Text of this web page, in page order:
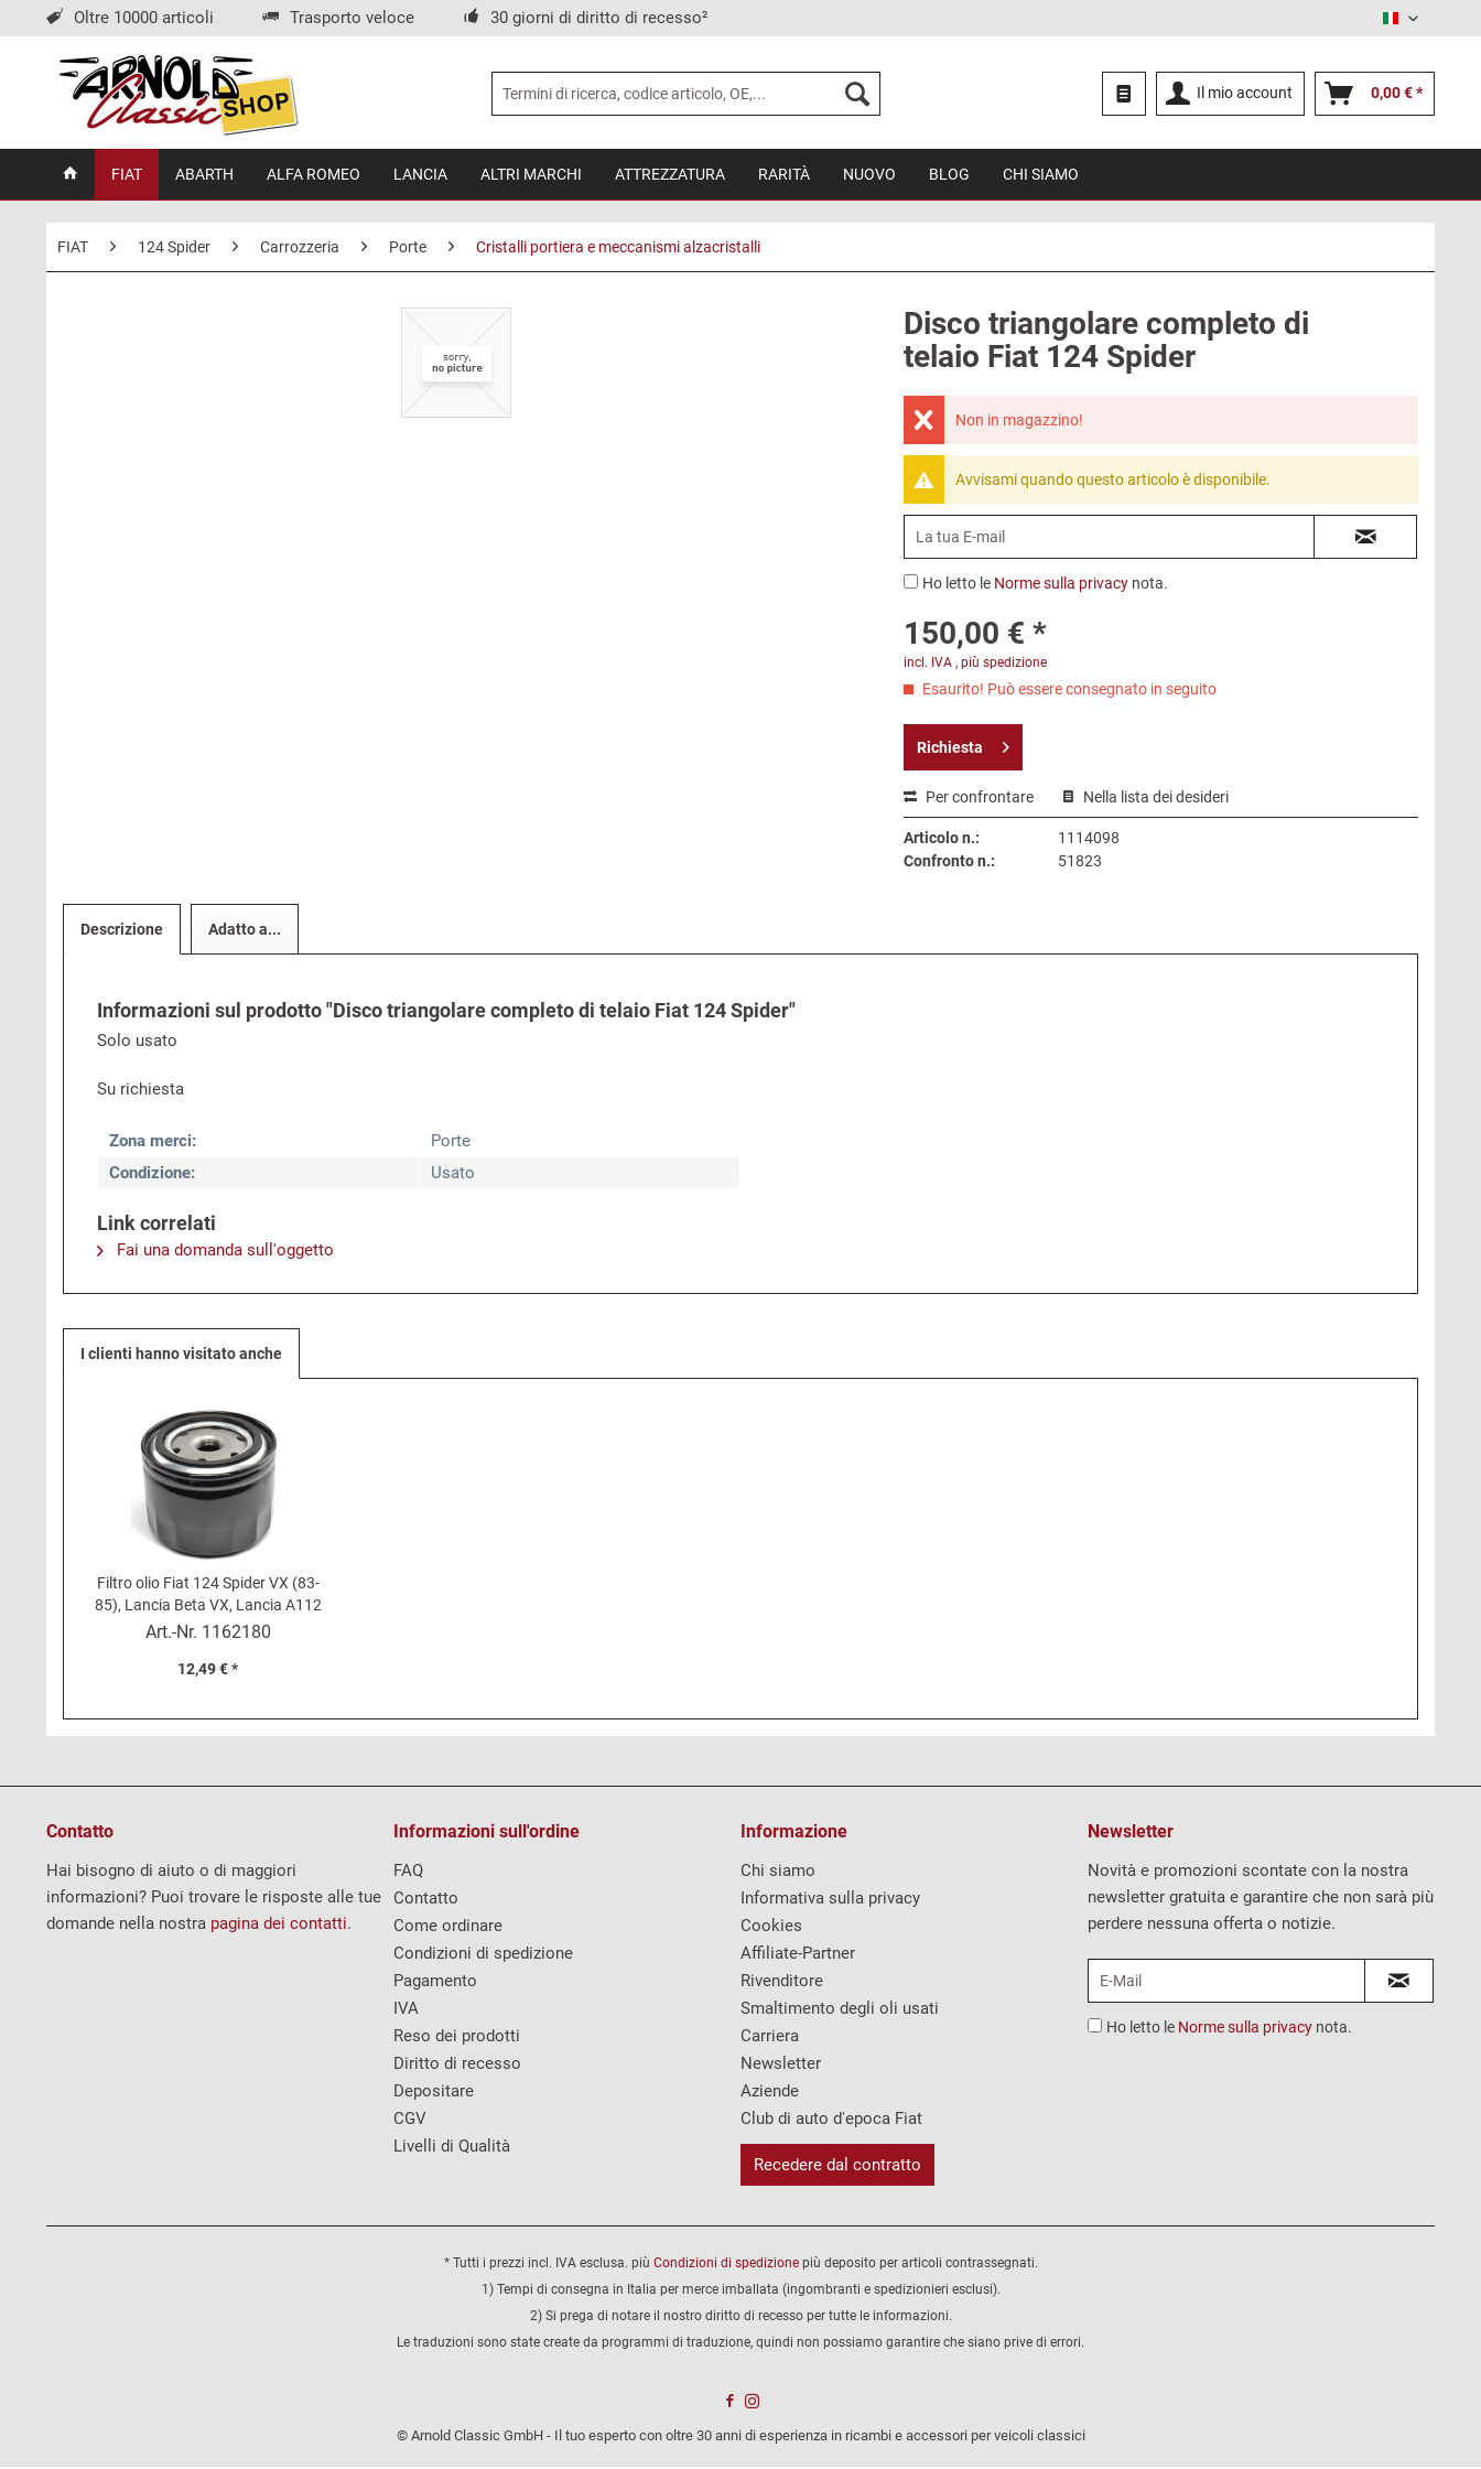
Oltre 10000 articoli Trasporto veloce 30 giorni di diritto di recesso² Italiano
Il mio account 0,00 € *
FIAT ABARTH ALFA ROMEO LANCIA ALTRI MARCHI ATTREZZATURA RARITÀ NUOVO BLOG CHI SIAMO
FIAT 124 Spider Carrozzeria Porte Cristalli portiera e meccanismi alzacristalli
Disco triangolare completo di
telaio Fiat 124 Spider
Non in magazzino!
Avvisami quando questo articolo è disponibile.
Ho letto le Norme sulla privacynota.
150,00 € *
incl. IVA, più spedizione
Esaurito! Può essere consegnato in seguito
Richiesta
Per confrontare Nella lista dei desideri
Articolo n.:
1114098
Confronto n.:
51823
Descrizione Adatto a...
Informazioni sul prodotto "Disco triangolare completo di telaio Fiat 124 Spider"
Solo usato
Su richiesta
Zona merci:
Porte
Condizione:
Usato
Link correlati
Fai una domanda sull'oggetto
I clienti hanno visitato anche
Filtro olio Fiat 124 Spider VX (83-
85), Lancia Beta VX, Lancia A112
Abarth (58HP e 70HP)
Art.-Nr. 1162180
12,49 € *
Contatto
Hai bisogno di aiuto o di maggiori
informazioni? Puoi trovare le risposte alle tue
domande nella nostra pagina dei contatti.
Informazioni sull'ordine
FAQ
Contatto
Come ordinare
Condizioni di spedizione
Pagamento
IVA
Reso dei prodotti
Diritto di recesso
Depositare
CGV
Livelli di Qualità
Informazione
Chi siamo
Informativa sulla privacy
Cookies
Affiliate-Partner
Rivenditore
Smaltimento degli oli usati
Carriera
Newsletter
Aziende
Club di auto d'epoca Fiat
Recedere dal contratto
Newsletter
Novità e promozioni scontate con la nostra
newsletter gratuita e garantire che non sarà più
perdere nessuna offerta o notizie.
Ho letto le Norme sulla privacy nota.
* Tutti i prezzi incl. IVA esclusa. più Condizioni di spedizionepiù deposito per articoli contrassegnati.
1) Tempi di consegna in Italia per merce imballata (ingombranti e spedizionieri esclusi).
2) Si prega di notare il nostro diritto di recesso per tutte le informazioni.
Le traduzioni sono state create da programmi di traduzione, quindi non possiamo garantire che siano prive di errori.
© Arnold Classic GmbH - Il tuo esperto con oltre 30 anni di esperienza in ricambi e accessori per veicoli classici